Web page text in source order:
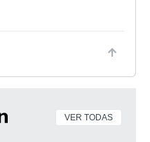
VER TODAS